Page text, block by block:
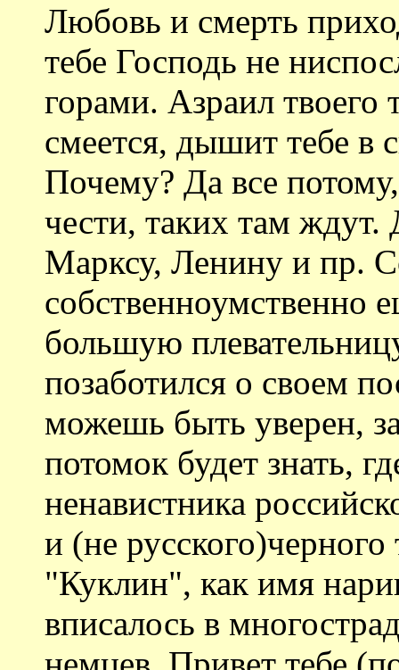
Любовь и смерть
тебе Господь не
горами. Азраил твоего
смеется, дышит тебе в
Почему? Да все
чести, таких там
Марксу, Ленину и пр.
собственноумственно
большую
позаботился о своем
можешь быть уверен,
потомок будет знать,
ненавистника
и (не русского)черного
"Куклин", как имя
вписалось в